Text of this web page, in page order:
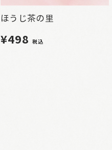
ほうじ茶の里
¥498税込